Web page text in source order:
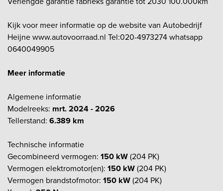
Kijk voor meer informatie op de website van Autobedrijf
Heijne www.autovoorraad.nl Tel:020-4973274 whatsapp
0640049905
Meer informatie
Algemene informatie
Modelreeks: mrt. 2024 - 2026
Tellerstand: 6.389 km
Technische informatie
Gecombineerd vermogen: 150 kW(204 PK)
Vermogen elektromotor(en): 150 kW(204 PK)
Vermogen brandstofmotor: 150 kW(204 PK)